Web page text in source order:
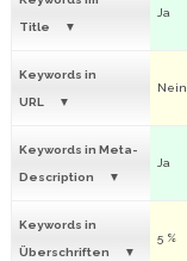
Title
Ja
Keywords in
URL
Nein
Keywords in Meta-
Description
Ja
Keywords in
Überschriften
5 %